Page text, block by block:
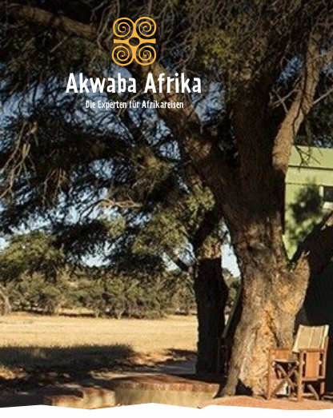
Akwaba Afrika
Die Experten für Afrikareisen